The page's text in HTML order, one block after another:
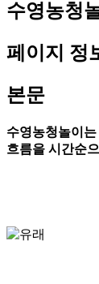
수영농청
페이지 정
본문
수영농청놀이
흐름을 시간순